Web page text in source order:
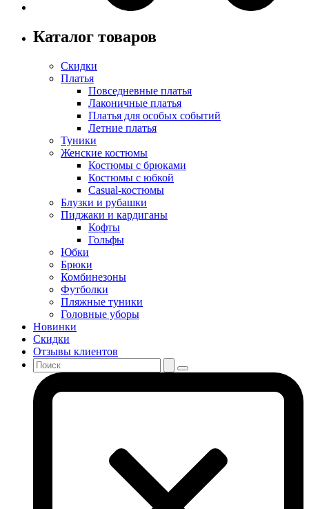
Каталог товаров
Скидки
Платья
Повседневные платья
Лаконичные платья
Платья для особых событий
Летние платья
Туники
Женские костюмы
Костюмы с брюками
Костюмы с юбкой
Casual-костюмы
Блузки и рубашки
Пиджаки и кардиганы
Кофты
Гольфы
Юбки
Брюки
Комбинезоны
Футболки
Пляжные туники
Головные уборы
Новинки
Скидки
Отзывы клиентов